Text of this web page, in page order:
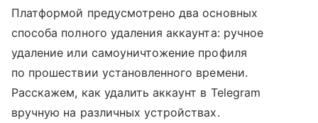
Платформой предусмотрено два основных
способа полного удаления аккаунта: ручное
удаление или самоуничтожение профиля
по прошествии установленного времени.
Расскажем, как удалить аккаунт в Telegram
вручную на различных устройствах.